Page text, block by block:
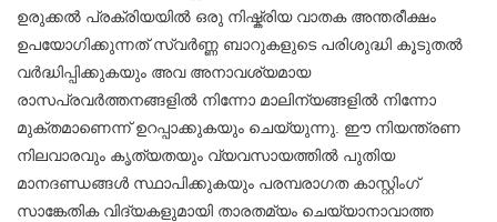
ഉരുക്കൽ പ്രക്രിയയിൽ ഒരു നിഷ്ക്രിയ വാതക അന്തരീക്ഷം
ഉപയോഗിക്കുന്നത് സ്വർണ്ണ ബാറുകളുടെ പരിശുദ്ധി കൂടുതൽ
വർദ്ധിപ്പിക്കുകയും അവ അനാവശ്യമായ
രാസപ്രവർത്തനങ്ങളിൽ നിന്നോ മാലിന്യങ്ങളിൽ നിന്നോ
മുക്തമാണെന്ന് ഉറപ്പാക്കുകയും ചെയ്യുന്നു. ഈ നിയന്ത്രണ
നിലവാരവും കൃത്യതയും വ്യവസായത്തിൽ പുതിയ
മാനദണ്ഡങ്ങൾ സ്ഥാപിക്കുകയും പരമ്പരാഗത കാസ്റ്റിംഗ്
സാങ്കേതിക വിദ്യകളുമായി താരതമ്യം ചെയ്യാനാവാത്ത